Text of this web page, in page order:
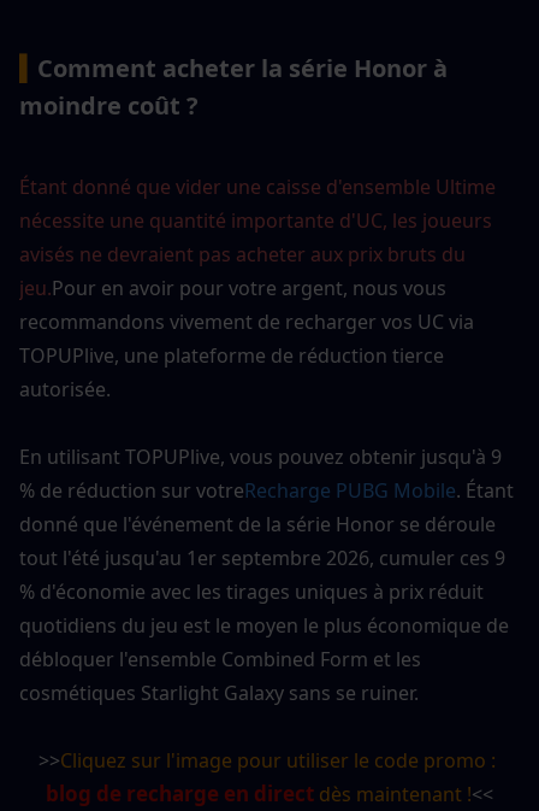
Comment acheter la série Honor à
moindre coût ?
Étant donné que vider une caisse d'ensemble Ultime
nécessite une quantité importante d'UC, les joueurs
avisés ne devraient pas acheter aux prix bruts du
jeu.Pour en avoir pour votre argent, nous vous
recommandons vivement de recharger vos UC via
TOPUPlive, une plateforme de réduction tierce
autorisée.
En utilisant TOPUPlive, vous pouvez obtenir jusqu'à 9
% de réduction sur votreRecharge PUBG Mobile. Étant
donné que l'événement de la série Honor se déroule
tout l'été jusqu'au 1er septembre 2026, cumuler ces 9
% d'économie avec les tirages uniques à prix réduit
quotidiens du jeu est le moyen le plus économique de
débloquer l'ensemble Combined Form et les
cosmétiques Starlight Galaxy sans se ruiner.
>>
blog de recharge en direct dès maintenant !<<